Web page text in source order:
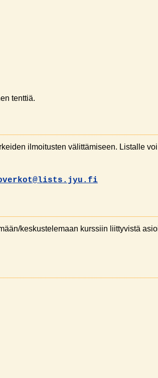
tenttiä.
ilmoitusten välittämiseen. Listalle
keskustelemaan kurssiin liittyvistä